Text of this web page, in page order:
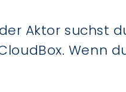
Aktor suchst
Wenn